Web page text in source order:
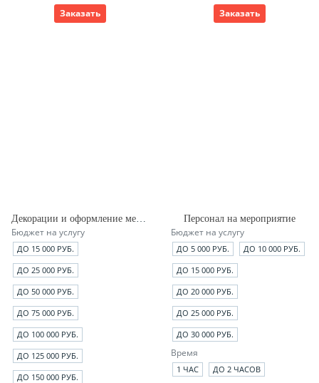
Заказать
Заказать
Бюджет на услугу
ДО 15 000 РУБ.
ДО 25 000 РУБ.
ДО 50 000 РУБ.
ДО 75 000 РУБ.
ДО 100 000 РУБ.
ДО 125 000 РУБ.
ДО 150 000 РУБ.
Персонал на мероприятие
Бюджет на услугу
ДО 5 000 РУБ.
ДО 10 000 РУБ.
ДО 15 000 РУБ.
ДО 20 000 РУБ.
ДО 25 000 РУБ.
ДО 30 000 РУБ.
Время
1 ЧАС
ДО 2 ЧАСОВ